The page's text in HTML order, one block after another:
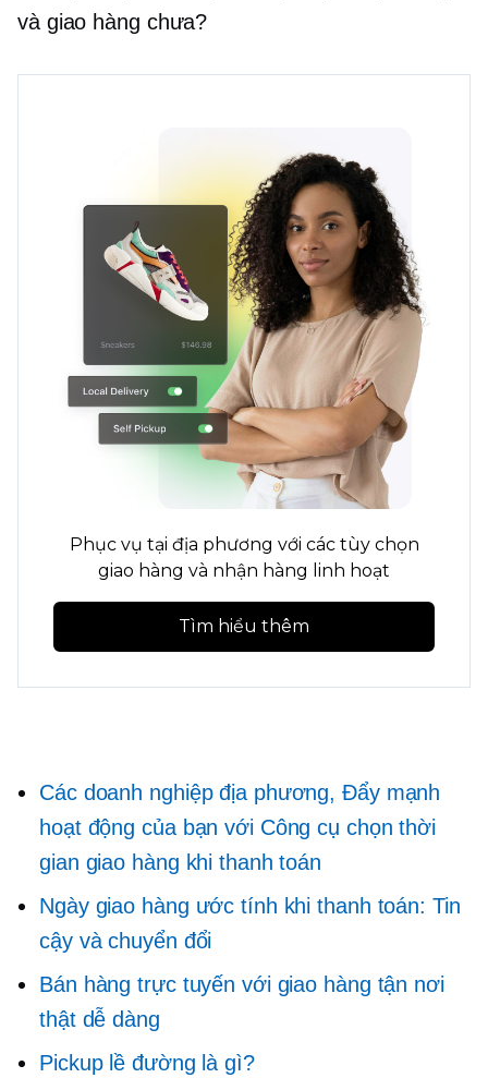
và giao hàng chưa?
Phục vụ tại địa phương với các tùy chọn
giao hàng và nhận hàng linh hoạt
Tìm hiểu thêm
Các doanh nghiệp địa phương, Đẩy mạnh
hoạt động của bạn với Công cụ chọn thời
gian giao hàng khi thanh toán
Ngày giao hàng ước tính khi thanh toán: Tin
cậy và chuyển đổi
Bán hàng trực tuyến với giao hàng tận nơi
thật dễ dàng
Pickup lề đường là gì?